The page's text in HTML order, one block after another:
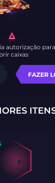
FAZER
autorização para
caixas